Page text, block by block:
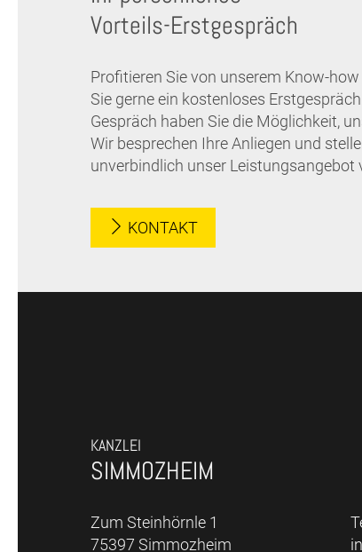
Vorteils-Erstgespräch
Profitieren Sie von unserem Know-
Sie gerne ein kostenloses
Gespräch haben Sie die Möglichkeit,
Wir besprechen Ihre Anliegen und
unverbindlich unser Leistungsangebot
KONTAKT
KANZLEI
SIMMOZHEIM
Zum Steinhörnle 1
75397 Simmozheim